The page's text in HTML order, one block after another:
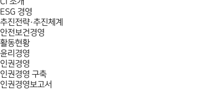
ESG 경영
추진전략·추진체계
안전보건경영
활동현황
윤리경영
인권경영
인권경영 구축
인권경영보고서